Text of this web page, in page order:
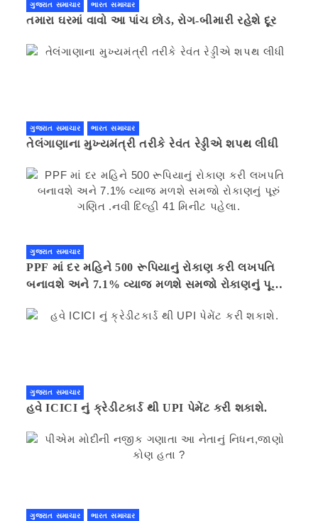
ગુજરાત સમાચાર ભારત સમાચાર
તમારા ઘરમાં વાવો આ પાંચ છોડ, રોગ-બીમારી રહેશે દૂર
ગુજરાત સમાચાર ભારત સમાચાર
તેલંગાણાના મુખ્યમંત્રી તરીકે રેવંત રેડ્ડીએ શપથ લીધી
ગુજરાત સમાચાર
PPF માં દર મહિને 500 રૂપિયાનું રોકાણ કરી લખપતિ
બનાવશે અને 7.1% વ્યાજ મળશે સમજો રોકાણનું પૂરું
ગુજરાત સમાચાર
હવે ICICI નું ક્રેડીટકાર્ડ થી UPI પેમેંટ કરી શકાશે.
ગુજરાત સમાચાર ભારત સમાચાર